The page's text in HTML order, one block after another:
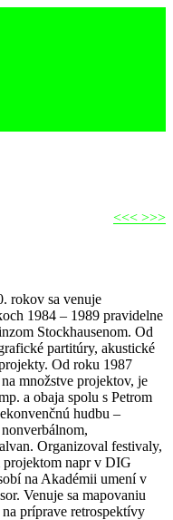
<<< >>>
rokov sa venuje
1984 – 1989 pravidelne
Stockhausenom. Od
partitúry, akustické
Od roku 1987
množstve projektov, je
a obaja spolu s Petrom
hudbu –
Organizoval festivaly,
projektom napr v DIG
na Akadémii umení v
Venuje sa mapovaniu
príprave retrospektívy